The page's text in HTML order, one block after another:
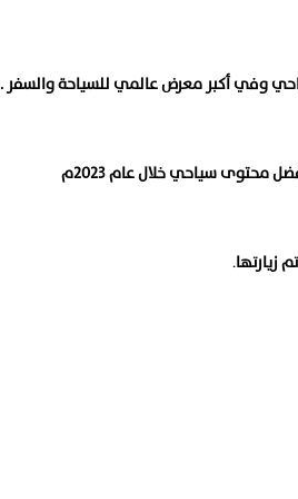
وفي أكبر معرض عالمي للسياحة والسفر .
محتوى سياحي خلال عام ٢٠٢٣م
زيارتها.